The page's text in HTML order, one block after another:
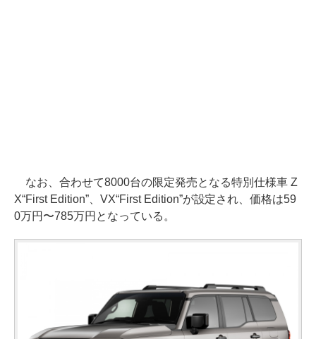
なお、合わせて8000台の限定発売となる特別仕様車 Z
X“First Edition”、VX“First Edition”が設定され、価格は59
0万円〜785万円となっている。